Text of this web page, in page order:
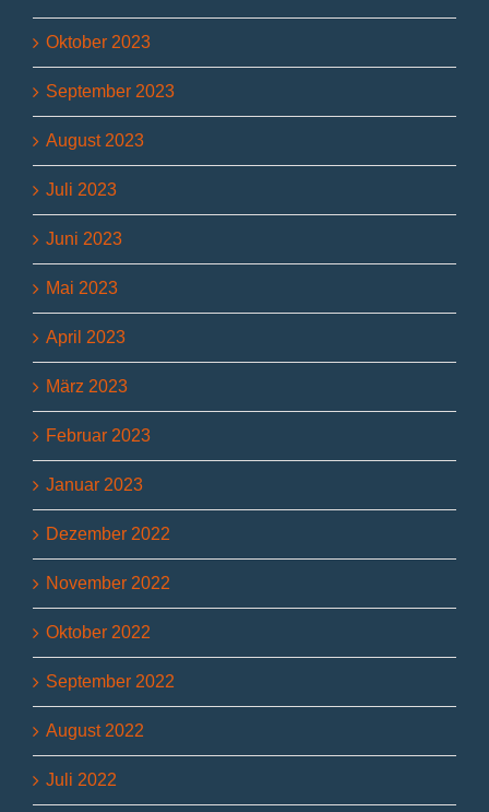
Oktober 2023
September 2023
August 2023
Juli 2023
Juni 2023
Mai 2023
April 2023
März 2023
Februar 2023
Januar 2023
Dezember 2022
November 2022
Oktober 2022
September 2022
August 2022
Juli 2022